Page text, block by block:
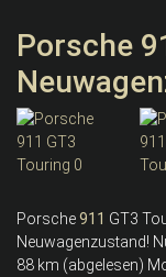
Porsche
Porsche911 GT3
Neuwagenzustand!
88 km (abgelesen)